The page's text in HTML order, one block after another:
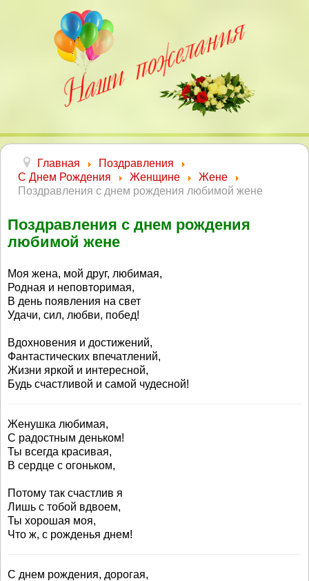
Главная
Поздравления
С Днем Рождения
Женщине
Жене
Поздравления с днем рождения любимой жене
Поздравления с днем рождения
любимой жене
Моя жена, мой друг, любимая,
Родная и неповторимая,
В день появления на свет
Удачи, сил, любви, побед!
Вдохновения и достижений,
Фантастических впечатлений,
Жизни яркой и интересной,
Будь счастливой и самой чудесной!
Женушка любимая,
С радостным деньком!
Ты всегда красивая,
В сердце с огоньком,
Потому так счастлив я
Лишь с тобой вдвоем,
Ты хорошая моя,
Что ж, с рожденья днем!
С днем рождения, дорогая,